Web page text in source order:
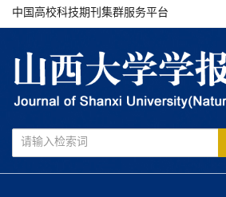
中国高校科技期刊集群服务平台